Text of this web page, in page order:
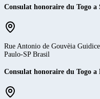
Consulat honoraire du Togo a
Rue Antonio de Gouvèia
Paulo-SP Brasil
Consulat honoraire du Togo